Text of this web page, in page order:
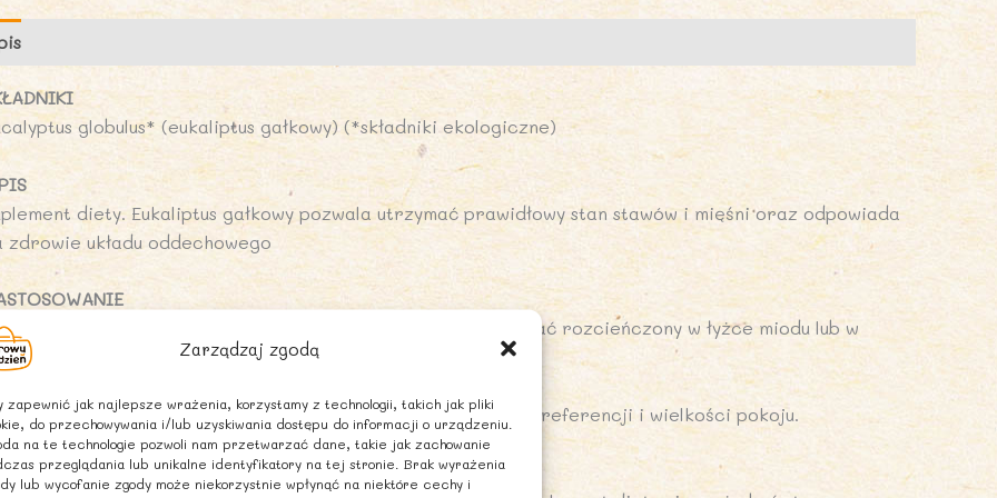
Zarządzaj zgodą
zapewnić jak najlepsze wrażenia, korzystamy z technologii, takich jak pliki
do przechowywania i/lub uzyskiwania dostępu do informacji o urządzeniu.
na te technologie pozwoli nam przetwarzać dane, takie jak zachowanie
przeglądania lub unikalne identyfikatory na tej stronie. Brak wyrażenia
lub wycofanie zgody może niekorzystnie wpłynąć na niektóre cechy i
globulus* (eukaliptus gałkowy) (*składniki ekologiczne)
diety. Eukaliptus gałkowy pozwala utrzymać prawidłowy stan stawów i mięśni oraz odpowiada
zdrowie układu oddechowego
dwa razy dziennie, od 1 do 2 kropli. Należy przyjmować rozcieńczony w łyżce miodu lub w
ziołowym.
powietrza: 5 do 10 kropli według osobistych preferencji i wielkości pokoju.